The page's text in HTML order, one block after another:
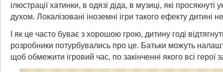
ілюстрації хатинки, в одязі діда, в музиці, які просякнуті
духом. Локалізовані іноземні ігри такого ефекту дитині
І як це часто буває з хорошою грою, дитину годі
розробники потурбувались про це. Батьки можуть
щоб обмежити ігровий час, по закінченні якого всі герої